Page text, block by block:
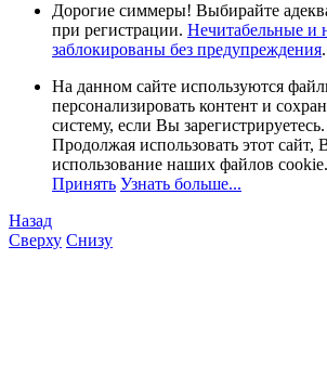
Дорогие симмеры! Выбирайте
при регистрации. Нечитабельные и
заблокированы без предупреждения.
На данном сайте используются
персонализировать контент и
систему, если Вы зарегистрируетесь.
Продолжая использовать этот сайт,
использование наших файлов cookie.
Принять Узнать больше...
Назад
Сверху Снизу